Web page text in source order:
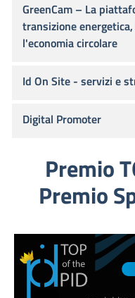
GreenCam – La
transizione
l'economia circolare
Id On Site - servizi e
Digital Promoter
Premio
Premio